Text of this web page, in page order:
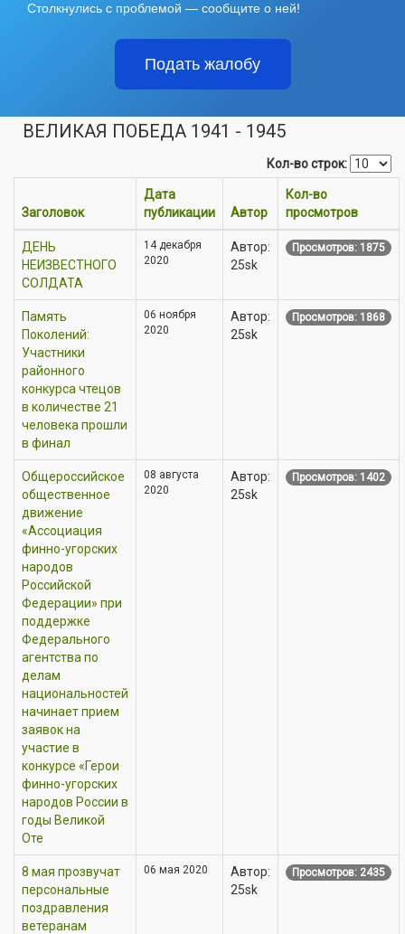
Столкнулись с проблемой — сообщите о ней!
Подать жалобу
ВЕЛИКАЯ ПОБЕДА 1941 - 1945
Кол-во строк:
Заголовок
Дата
публикации
Автор
Кол-во
просмотров
ДЕНЬ
НЕИЗВЕСТНОГО
СОЛДАТА
14 декабря
2020
Автор:
25sk
Просмотров: 1875
Память
Поколений:
Участники
районного
конкурса чтецов
в количестве 21
человека прошли
в финал
06 ноября
2020
Автор:
25sk
Просмотров: 1868
Общероссийское
общественное
движение
«Ассоциация
финно-угорских
народов
Российской
Федерации» при
поддержке
Федерального
агентства по
делам
национальностей
начинает прием
заявок на
участие в
конкурсе «Герои
финно-угорских
народов России в
годы Великой
Оте
08 августа
2020
Автор:
25sk
Просмотров: 1402
8 мая прозвучат
персональные
поздравления
ветеранам
06 мая 2020
Автор:
25sk
Просмотров: 2435